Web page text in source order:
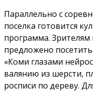
Параллельно с
поселка готовится
программа. Зрителям
предложено
«Коми глазами
валянию из шерсти,
росписи по дереву.